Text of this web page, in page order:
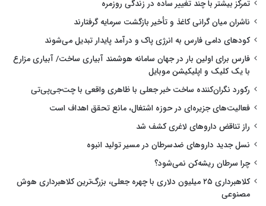
تمرکز بیشتر با چند تغییر ساده در زندگی روزمره
ناشران میان گرانی کاغذ و تأخیر بازگشت سرمایه گرفتارند
کودهای دامی فارس به انرژی پاک و درآمد پایدار تبدیل می‌شوند
فارس برای اولین بار در جهان سامانه هوشمند آبیاری ساخت/ آبیاری مزارع
با یک کلیک و اپلیکیشن موبایل
رکورد نگران‌کننده ساخت خبر جعلی با ظاهری واقعی با چت‌جی‌پی‌تی
فعالیت‌های جزیره‌ای در حوزه اشتغال، مانع تحقق اهداف است
راز تناقض داروهای لاغری کشف شد
نسل جدید داروهای ضدسرطان در مسیر تولید انبوه
چرا سرطان ریشه‌کن نمی‌شود؟
کلاهبرداری ۲۵ میلیون دلاری با چهره جعلی، بزرگ‌ترین کلاهبرداری هوش
مصنوعی